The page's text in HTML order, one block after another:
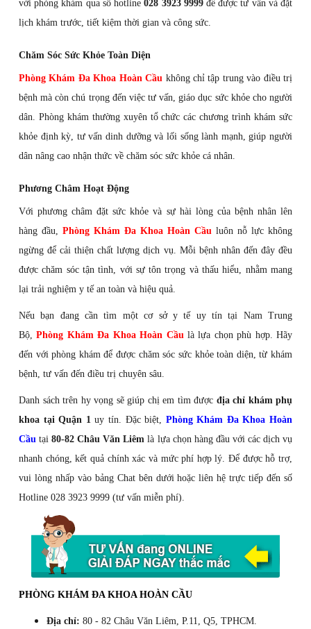
với phòng khám qua số hotline028 3923 9999để được tư vấn và đặt
lịch khám trước, tiết kiệm thời gian và công sức.
Chăm Sóc Sức Khỏe Toàn Diện
Phòng Khám Đa Khoa Hoàn Cầu không chỉ tập trung vào điều trị
bệnh mà còn chú trọng đến việc tư vấn, giáo dục sức khỏe cho người
dân. Phòng khám thường xuyên tổ chức các chương trình khám sức
khỏe định kỳ, tư vấn dinh dưỡng và lối sống lành mạnh, giúp người
dân nâng cao nhận thức về chăm sóc sức khỏe cá nhân.
Phương Châm Hoạt Động
Với phương châm đặt sức khỏe và sự hài lòng của bệnh nhân lên
hàng đầu, Phòng Khám Đa Khoa Hoàn Cầu luôn nỗ lực không
ngừng để cải thiện chất lượng dịch vụ. Mỗi bệnh nhân đến đây đều
được chăm sóc tận tình, với sự tôn trọng và thấu hiểu, nhằm mang
lại trải nghiệm y tế an toàn và hiệu quả.
Nếu bạn đang cần tìm một cơ sở y tế uy tín tại Nam Trung
Bộ,Phòng Khám Đa Khoa Hoàn Cầulà lựa chọn phù hợp. Hãy
đến với phòng khám để được chăm sóc sức khỏe toàn diện, từ khám
bệnh, tư vấn đến điều trị chuyên sâu.
Danh sách trên hy vọng sẽ giúp chị em tìm được địa chỉ khám phụ
khoa tại Quận 1uy tín. Đặc biệt, Phòng Khám Đa Khoa Hoàn
Cầu tại80-82 Châu Văn Liêm là lựa chọn hàng đầu với các dịch vụ
nhanh chóng, kết quả chính xác và mức phí hợp lý. Để được hỗ trợ,
vui lòng nhấp vào bảng Chat bên dưới hoặc liên hệ trực tiếp đến số
Hotline 028 3923 9999 (tư vấn miễn phí).
PHÒNG KHÁM ĐA KHOA HOÀN CẦU
Địa chỉ: 80 - 82 Châu Văn Liêm, P.11, Q5, TPHCM.